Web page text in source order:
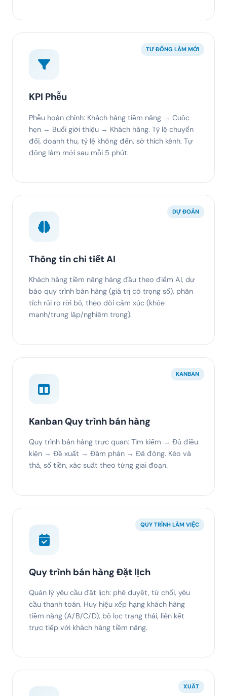
TỰ ĐỘNG LÀM MỚI
KPI Phễu
Phễu hoàn chỉnh: Khách hàng tiềm năng → Cuộc
hẹn → Buổi giới thiệu → Khách hàng. Tỷ lệ chuyển
đổi, doanh thu, tỷ lệ không đến, sở thích kênh. Tự
động làm mới sau mỗi 5 phút.
DỰ ĐOÁN
Thông tin chi tiết AI
Khách hàng tiềm năng hàng đầu theo điểm AI, dự
báo quy trình bán hàng (giá trị có trọng số), phân
tích rủi ro rời bỏ, theo dõi cảm xúc (khỏe
mạnh/trung lập/nghiêm trọng).
KANBAN
Kanban Quy trình bán hàng
Quy trình bán hàng trực quan: Tìm kiếm → Đủ điều
kiện → Đề xuất → Đàm phán → Đã đóng. Kéo và
thả, số tiền, xác suất theo từng giai đoạn.
QUY TRÌNH LÀM VIỆC
Quy trình bán hàng Đặt lịch
Quản lý yêu cầu đặt lịch: phê duyệt, từ chối, yêu
cầu thanh toán. Huy hiệu xếp hạng khách hàng
tiềm năng (A/B/C/D), bộ lọc trạng thái, liên kết
trực tiếp với khách hàng tiềm năng.
XUẤT